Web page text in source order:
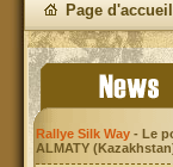
Page d'accueil
Rallye Silk Way- Le
ALMATY